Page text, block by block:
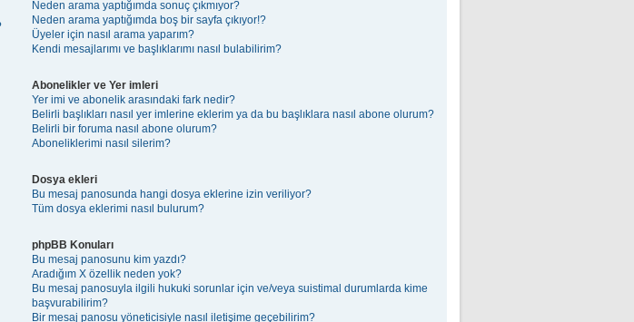
Neden arama yaptığımda sonuç çıkmıyor?
Neden arama yaptığımda boş bir sayfa çıkıyor!?
Üyeler için nasıl arama yaparım?
Kendi mesajlarımı ve başlıklarımı nasıl bulabilirim?
Abonelikler ve Yer imleri
Yer imi ve abonelik arasındaki fark nedir?
Belirli başlıkları nasıl yer imlerine eklerim ya da bu başlıklara nasıl abone olurum?
Belirli bir foruma nasıl abone olurum?
Aboneliklerimi nasıl silerim?
Dosya ekleri
Bu mesaj panosunda hangi dosya eklerine izin veriliyor?
Tüm dosya eklerimi nasıl bulurum?
phpBB Konuları
Bu mesaj panosunu kim yazdı?
Aradığım X özellik neden yok?
Bu mesaj panosuyla ilgili hukuki sorunlar için ve/veya suistimal durumlarda kime
başvurabilirim?
Bir mesaj panosu yöneticisiyle nasıl iletişime geçebilirim?